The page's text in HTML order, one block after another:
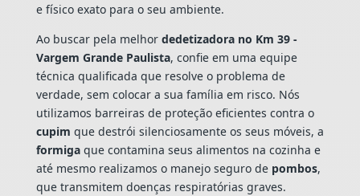
e físico exato para o seu ambiente.
Ao buscar pela melhor dedetizadora no Km 39 -
Vargem Grande Paulista, confie em uma equipe
técnica qualificada que resolve o problema de
verdade, sem colocar a sua família em risco. Nós
utilizamos barreiras de proteção eficientes contra o
cupim que destrói silenciosamente os seus móveis, a
formigaque contamina seus alimentos na cozinha e
até mesmo realizamos o manejo seguro de pombos,
que transmitem doenças respiratórias graves.